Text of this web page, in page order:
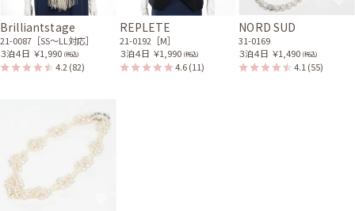
Brilliantstage
21-0087［SS〜LL対応］
３泊４日 ￥1,990 (税込)
4.2 (82)
REPLETE
21-0192［M］
３泊４日 ￥1,990 (税込)
4.6(11)
NORD SUD
31-0169
３泊４日 ￥1,490 (税込)
4.1 (55)